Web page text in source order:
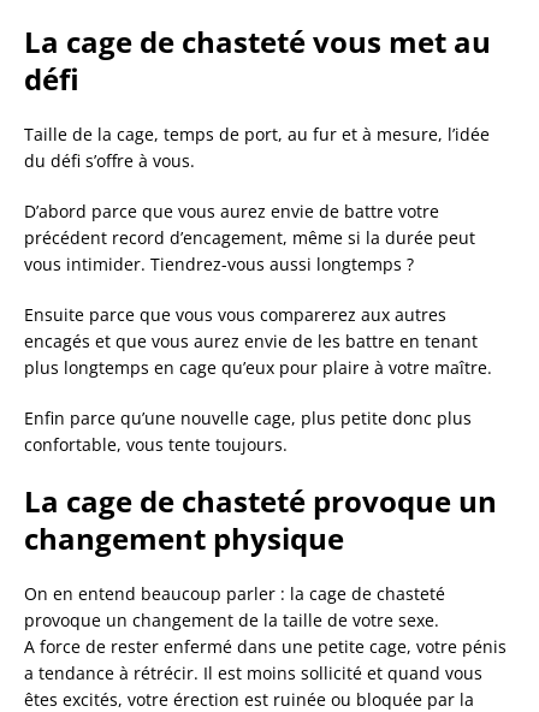
La cage de chasteté vous met au
défi
Taille de la cage, temps de port, au fur et à mesure, l’idée
du défi s’offre à vous.
D’abord parce que vous aurez envie de battre votre
précédent record d’encagement, même si la durée peut
vous intimider. Tiendrez-vous aussi longtemps ?
Ensuite parce que vous vous comparerez aux autres
encagés et que vous aurez envie de les battre en tenant
plus longtemps en cage qu’eux pour plaire à votre maître.
Enfin parce qu’une nouvelle cage, plus petite donc plus
confortable, vous tente toujours.
La cage de chasteté provoque un
changement physique
On en entend beaucoup parler : la cage de chasteté
provoque un changement de la taille de votre sexe.
A force de rester enfermé dans une petite cage, votre pénis
a tendance à rétrécir. Il est moins sollicité et quand vous
êtes excités, votre érection est ruinée ou bloquée par la